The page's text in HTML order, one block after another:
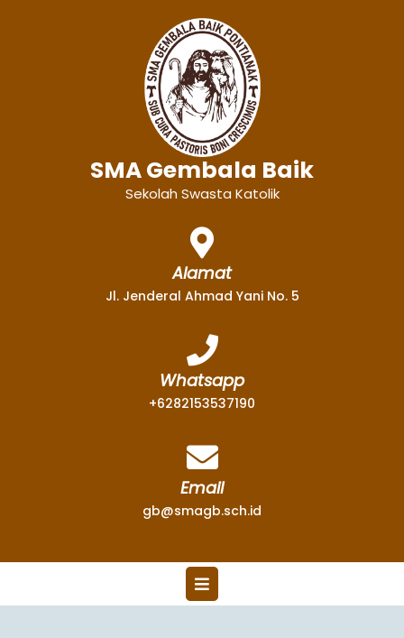
SMA Gembala Baik
Sekolah Swasta Katolik
Alamat
Jl. Jenderal Ahmad Yani No. 5
Whatsapp
+6282153537190
Email
gb@smagb.sch.id